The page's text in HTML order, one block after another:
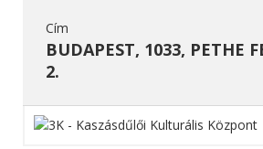
Cím
BUDAPEST, 1033, PETHE
2.